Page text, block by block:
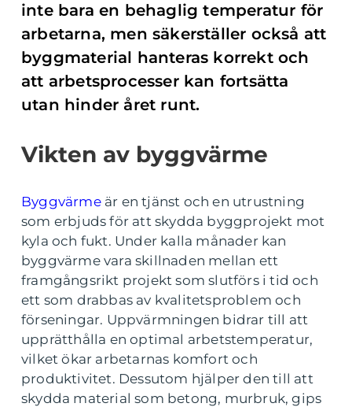
inte bara en behaglig temperatur för
arbetarna, men säkerställer också att
byggmaterial hanteras korrekt och
att arbetsprocesser kan fortsätta
utan hinder året runt.
Vikten av byggvärme
Byggvärmeär en tjänst och en utrustning
som erbjuds för att skydda byggprojekt mot
kyla och fukt. Under kalla månader kan
byggvärme vara skillnaden mellan ett
framgångsrikt projekt som slutförs i tid och
ett som drabbas av kvalitetsproblem och
förseningar. Uppvärmningen bidrar till att
upprätthålla en optimal arbetstemperatur,
vilket ökar arbetarnas komfort och
produktivitet. Dessutom hjälper den till att
skydda material som betong, murbruk, gips